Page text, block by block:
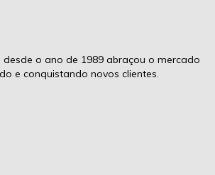
desde o ano de 1989 abraçou o mercado
e conquistando novos clientes.